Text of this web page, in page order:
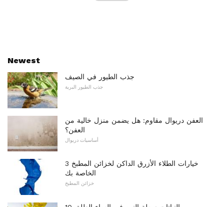
Newest
جذب الطيور في الصيف
جذب الطيور البرية
العفن دريوال مقاوم: هل يضمن منزل خالية من
العفن؟
أساسيات دريوال
3 خيارات الطلاء الأزرق الداكن لخزائن المطبخ
الخاصة بك
خزائن المطبخ